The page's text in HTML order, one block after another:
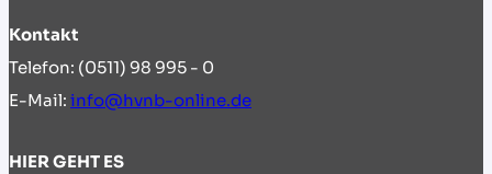
Kontakt
Telefon: (0511) 98 995 - 0
E-Mail: info@hvnb-online.de
HIER GEHT ES